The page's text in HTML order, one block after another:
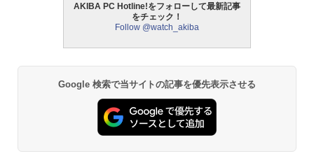
AKIBA PC Hotline!をフォローして最新記事
をチェック！
Follow @watch_akiba
Google 検索で当サイトの記事を優先表示させる